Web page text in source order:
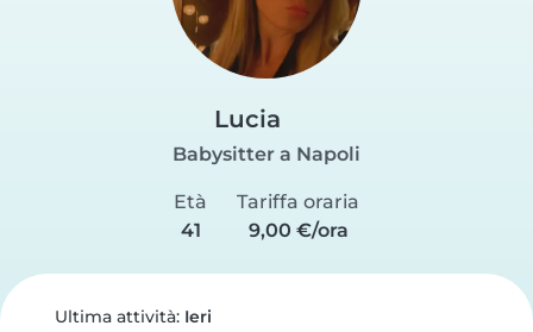
Lucia
Babysitter a Napoli
Età
41
Tariffa oraria
9,00 €/ora
Ultima attività: Ieri